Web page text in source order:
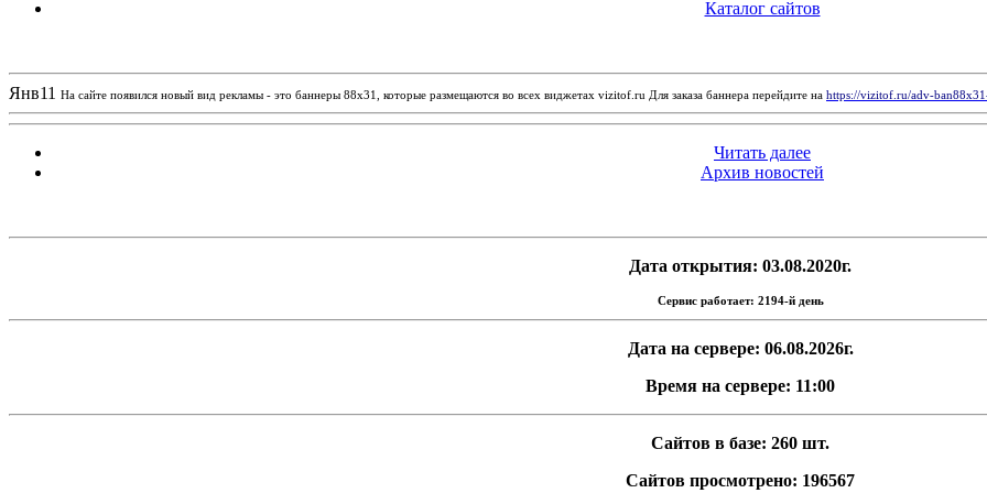
Каталог сайтов
Янв11 На сайте появился новый вид рекламы - это баннеры 88х31, которые размещаются во всех виджетах vizitof.ru Для заказа баннера перейдите на https://vizitof.ru/adv-
Читать далее
Архив новостей
Дата открытия: 03.08.2020г.
Сервис работает: 2194-й день
Дата на сервере: 06.08.2026г.
Время на сервере: 11:00
Сайтов в базе: 260 шт.
Сайтов просмотрено: 196567